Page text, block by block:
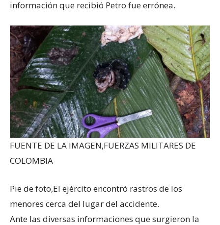
información que recibió Petro fue errónea.
FUENTE DE LA IMAGEN,FUERZAS MILITARES DE
COLOMBIA
Pie de foto,El ejército encontró rastros de los
menores cerca del lugar del accidente.
Ante las diversas informaciones que surgieron la